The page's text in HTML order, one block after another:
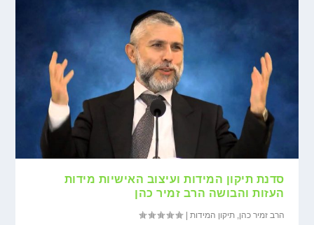
סדנת תיקון המידות ועיצוב האישיות מידות
העזות והבושה הרב זמיר כהן
הרב זמיר כהן ,תיקון המידות |